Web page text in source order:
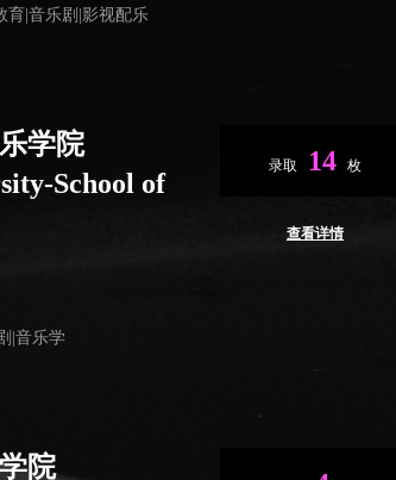
育|音乐剧|影视配乐
学院
School of
|音乐学
录取 14 枚
查看详情
院